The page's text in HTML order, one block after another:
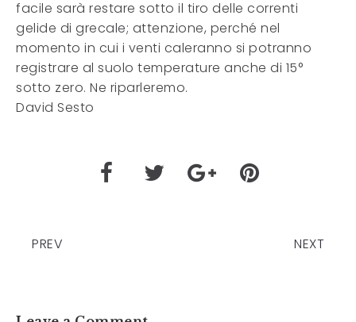
facile sarà restare sotto il tiro delle correnti
gelide di grecale; attenzione, perché nel
momento in cui i venti caleranno si potranno
registrare al suolo temperature anche di 15°
sotto zero. Ne riparleremo.
David Sesto
PREV NEXT